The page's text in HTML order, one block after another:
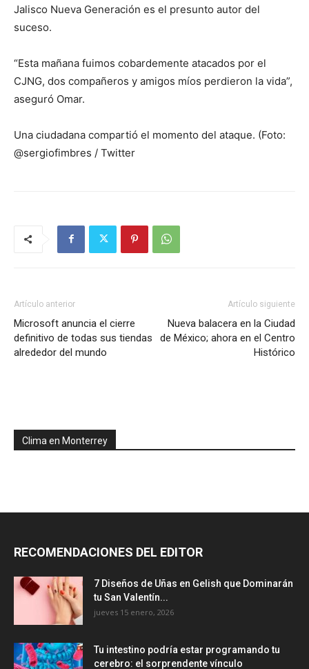
Jalisco Nueva Generación es el presunto autor del
suceso.
“Esta mañana fuimos cobardemente atacados por el
CJNG, dos compañeros y amigos míos perdieron la vida”,
aseguró Omar.
Una ciudadana compartió el momento del ataque. (Foto:
@sergiofimbres / Twitter
Artículo anterior
Microsoft anuncia el cierre
definitivo de todas sus tiendas
alrededor del mundo
Artículo siguiente
Nueva balacera en la Ciudad
de México; ahora en el Centro
Histórico
Clima en Monterrey
RECOMENDACIONES DEL EDITOR
7 Diseños de Uñas en Gelish que Dominarán
tu San Valentín...
jueves 15 enero, 2026
Tu intestino podría estar programando tu
cerebro: el sorprendente vínculo